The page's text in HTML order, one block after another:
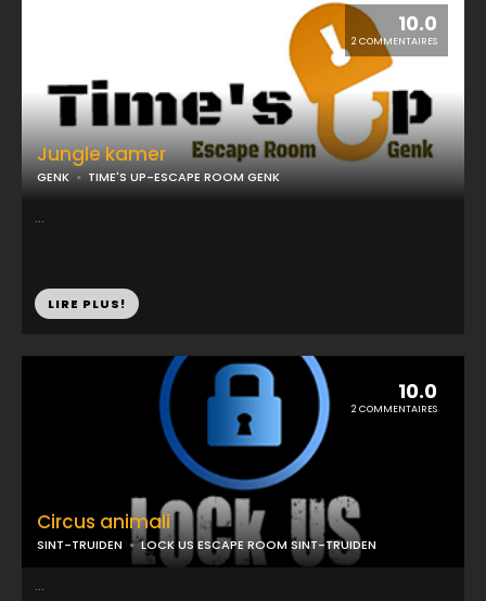
10.0
2 COMMENTAIRES
Circus animali
SINT-TRUIDEN LOCK US ESCAPE ROOM SINT-TRUIDEN
...
10.0
2 COMMENTAIRES
Jungle kamer
GENK TIME'S UP-ESCAPE ROOM GENK
...
LIRE PLUS!